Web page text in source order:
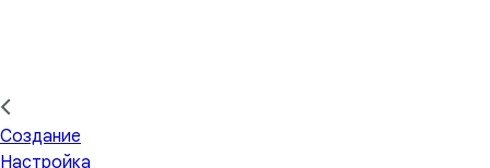
Создание
Настройка